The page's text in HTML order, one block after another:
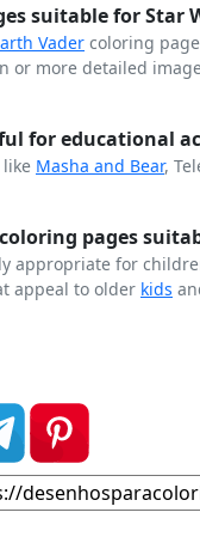
suitable for Star
Vader coloring
or more detailed
for educational
like Masha and Bear,
pages
appropriate for
appeal to older kids